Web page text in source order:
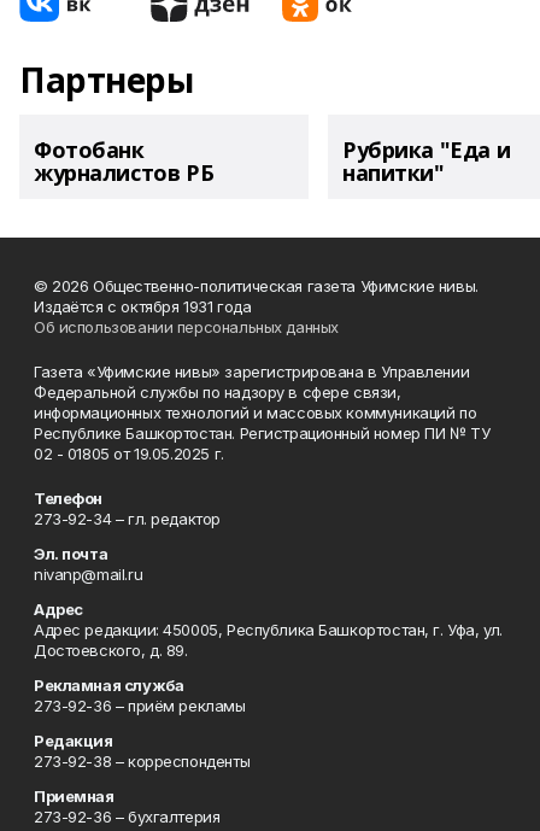
Партнеры
Фотобанк
журналистов РБ
Рубрика "Еда и
напитки"
© 2026 Общественно-политическая газета Уфимские нивы.
Издаётся с октября 1931 года
Об использовании персональных данных
Газета «Уфимские нивы» зарегистрирована в Управлении
Федеральной службы по надзору в сфере связи,
информационных технологий и массовых коммуникаций по
Республике Башкортостан. Регистрационный номер ПИ № ТУ
02 - 01805 от 19.05.2025 г.
Телефон
273-92-34 – гл. редактор
Эл. почта
nivanp@mail.ru
Адрес
Адрес редакции: 450005, Республика Башкортостан, г. Уфа, ул.
Достоевского, д. 89.
Рекламная служба
273-92-36 – приём рекламы
Редакция
273-92-38 – корреспонденты
Приемная
273-92-36 – бухгалтерия